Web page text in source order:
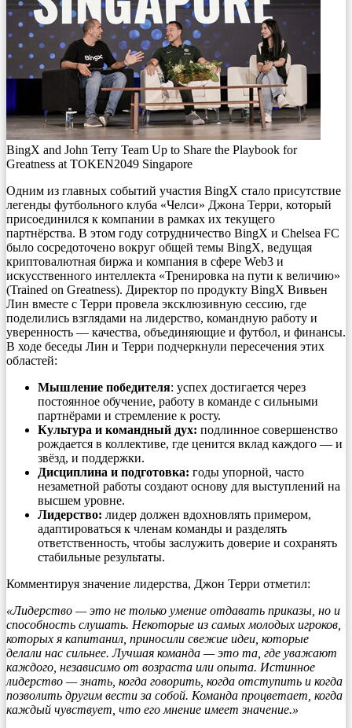
BingX and John Terry Team Up to Share the Playbook for
Greatness at TOKEN2049 Singapore
Одним из главных событий участия BingX стало присутствие
легенды футбольного клуба «Челси» Джона Терри, который
присоединился к компании в рамках их текущего
партнёрства. В этом году сотрудничество BingX и Chelsea FC
было сосредоточено вокруг общей темы BingX, ведущая
криптовалютная биржа и компания в сфере Web3 и
искусственного интеллекта «Тренировка на пути к величию»
(Trained on Greatness). Директор по продукту BingX Вивьен
Лин вместе с Терри провела эксклюзивную сессию, где
поделились взглядами на лидерство, командную работу и
уверенность — качества, объединяющие и футбол, и финансы.
В ходе беседы Лин и Терри подчеркнули пересечения этих
областей:
Мышление победителя: успех достигается через
постоянное обучение, работу в команде с сильными
партнёрами и стремление к росту.
Культура и командный дух: подлинное совершенство
рождается в коллективе, где ценится вклад каждого — и
звёзд, и поддержки.
Дисциплина и подготовка: годы упорной, часто
незаметной работы создают основу для выступлений на
высшем уровне.
Лидерство: лидер должен вдохновлять примером,
адаптироваться к членам команды и разделять
ответственность, чтобы заслужить доверие и сохранять
стабильные результаты.
Комментируя значение лидерства, Джон Терри отметил:
«Лидерство — это не только умение отдавать приказы, но и
способность слушать. Некоторые из самых молодых игроков,
которых я капитанил, приносили свежие идеи, которые
делали нас сильнее. Лучшая команда — это та, где уважают
каждого, независимо от возраста или опыта. Истинное
лидерство — знать, когда говорить, когда отступить и когда
позволить другим вести за собой. Команда процветает, когда
каждый чувствует, что его мнение имеет значение.»